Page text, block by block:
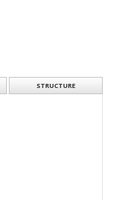
STRUCTURE